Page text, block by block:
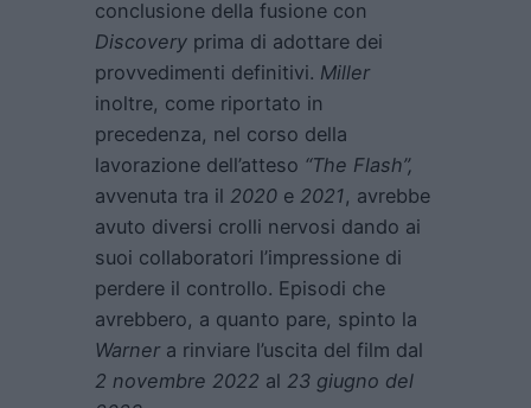
conclusione della fusione con
Discovery prima di adottare dei
provvedimenti definitivi. Miller
inoltre, come riportato in
precedenza, nel corso della
lavorazione dell’atteso “The Flash”,
avvenuta tra il 2020 e 2021, avrebbe
avuto diversi crolli nervosi dando ai
suoi collaboratori l’impressione di
perdere il controllo. Episodi che
avrebbero, a quanto pare, spinto la
Warnera rinviare l’uscita del film dal
2 novembre 2022 al 23 giugno del